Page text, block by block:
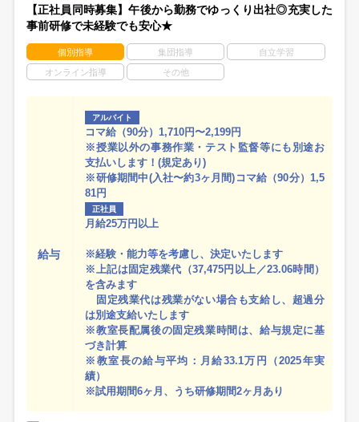
【正社員同時募集】午後から勤務でゆっくり出社◎充実した
事前研修で未経験でも安心★
個別指導 集団指導 自立学習
オンライン指導 その他
給与
アルバイト
コマ給（90分）1,710円〜2,199円
※授業以外の事務作業・テスト監督等にも別途お
支払いします！(規定あり)
※研修期間中(入社〜約3ヶ月間)コマ給（90分）1,5
81円
正社員
月給25万円以上
※経験・能力等を考慮し、決定いたします
※上記は固定残業代（37,475円以上／23.06時間）
を含みます
固定残業代は残業がない場合も支給し、超過分
は別途支給いたします
※教室長配属後の固定残業時間は、給与規定に基
づき計算
※教室長の給与平均：月給33.1万円（2025年実
績）
※試用期間6ヶ月、うち研修期間2ヶ月あり